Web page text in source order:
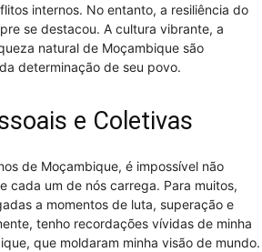
internos. No entanto, a resiliência do
se destacou. A cultura vibrante, a
natural de Moçambique são
determinação de seu povo.
e Coletivas
de Moçambique, é impossível não
cada um de nós carrega. Para muitos,
a momentos de luta, superação e
tenho recordações vívidas de minha
que moldaram minha visão de mundo.